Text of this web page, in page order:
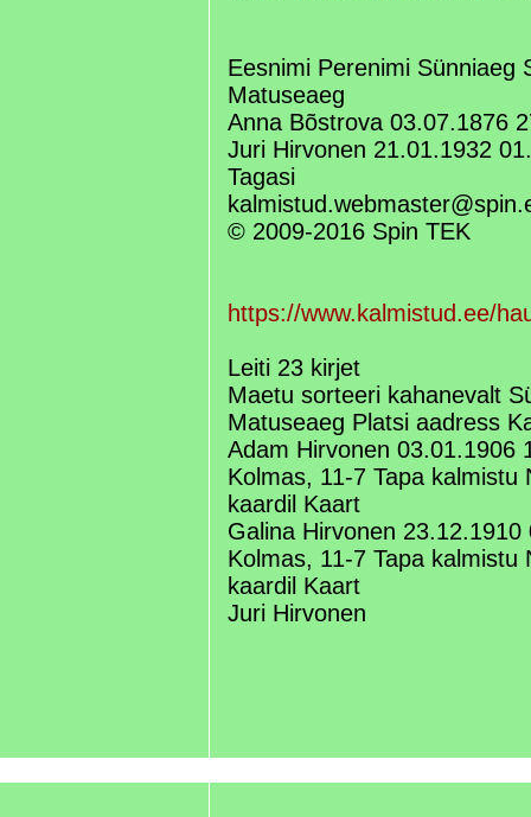
Eesnimi Perenimi Sünniaeg
Matuseaeg
Anna Bõstrova 03.07.1876
Juri Hirvonen 21.01.1932
Tagasi
© 2009-2016 Spin TEK
https://www.kalmistud.ee/
Leiti 23 kirjet
Maetu sorteeri kahanevalt
Matuseaeg Platsi aadress
Adam Hirvonen 03.01.1906
Kolmas, 11-7 Tapa kalmistu
kaardil Kaart
Galina Hirvonen
Kolmas, 11-7 Tapa kalmistu
kaardil Kaart
Juri Hirvonen